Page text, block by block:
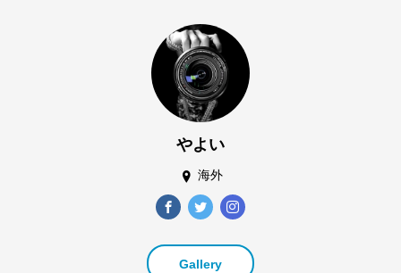
やよい
海外
Gallery